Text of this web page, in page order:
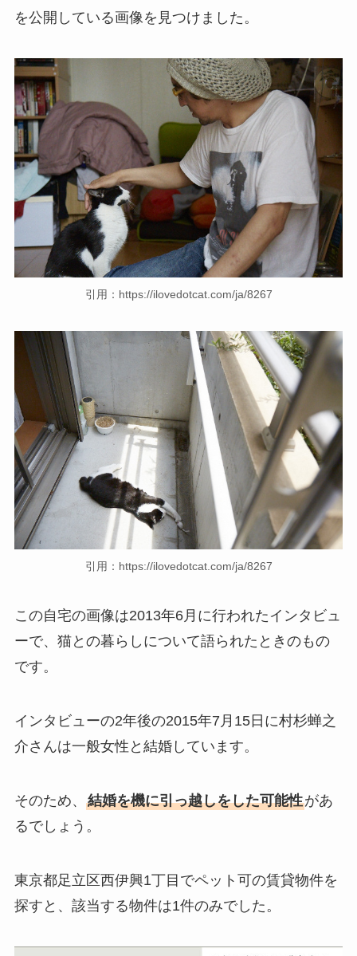
を公開している画像を見つけました。
引用：https://ilovedotcat.com/ja/8267
引用：https://ilovedotcat.com/ja/8267
この自宅の画像は2013年6月に行われたインタビュ
ーで、猫との暮らしについて語られたときのもの
です。
インタビューの2年後の2015年7月15日に村杉蝉之
介さんは一般女性と結婚しています。
そのため、 結婚を機に引っ越しをした可能性があ
るでしょう。
東京都足立区西伊興1丁目でペット可の賃貸物件を
探すと、該当する物件は1件のみでした。